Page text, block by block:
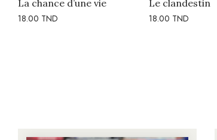
La chance d’une vie
18.00 TND
Le clandestin
18.00 TND